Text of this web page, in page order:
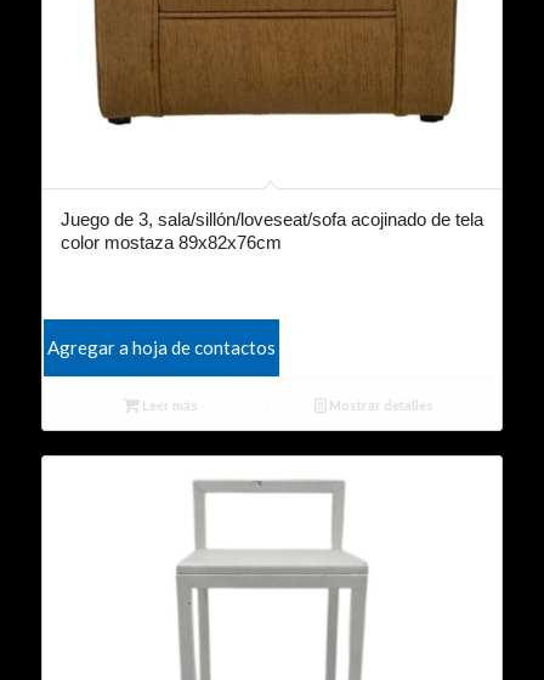
Juego de 3, sala/sillón/loveseat/sofa acojinado de tela
color mostaza 89x82x76cm
Agregar a hoja de contactos
Leer más Mostrar detalles